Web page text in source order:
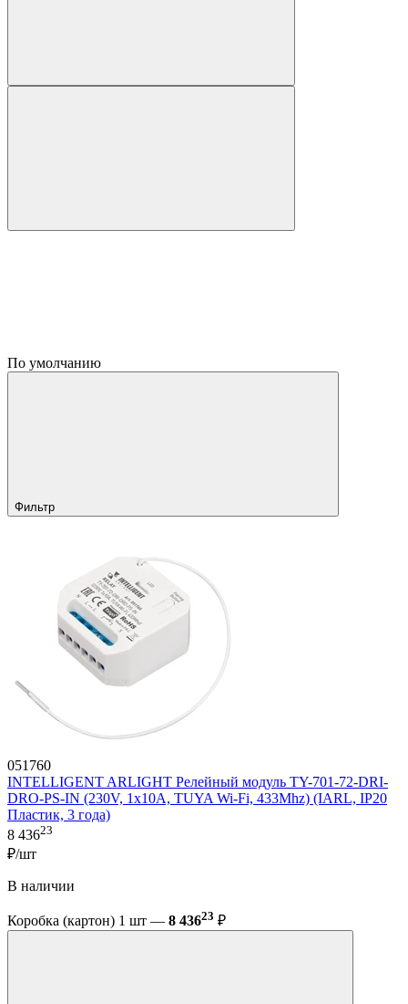
По умолчанию
Фильтр
051760
INTELLIGENT ARLIGHT Релейный модуль TY-701-72-DRI-
DRO-PS-IN (230V, 1x10A, TUYA Wi-Fi, 433Mhz) (IARL, IP20
Пластик, 3 года)
8 43623
₽/шт
В наличии
Коробка (картон) 1 шт — 8 43623 ₽